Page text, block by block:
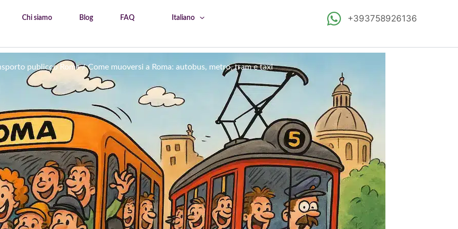
Chi siamo Blog FAQ Italiano +393758926136
publicco Roma Come muoversi a Roma: autobus, metro, tram e taxi